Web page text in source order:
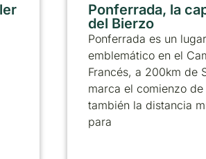
Ponferrada, la
del Bierzo
Ponferrada es un lugar
emblemático en el
Francés, a 200km de
marca el comienzo
también la distancia
para